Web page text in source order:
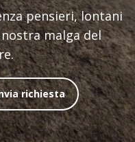
pensieri, lontani
malga del
richiesta